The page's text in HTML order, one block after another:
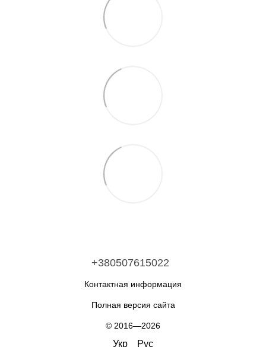
+380507615022
Контактная информация
Полная версия сайта
© 2016—2026
Укр Рус